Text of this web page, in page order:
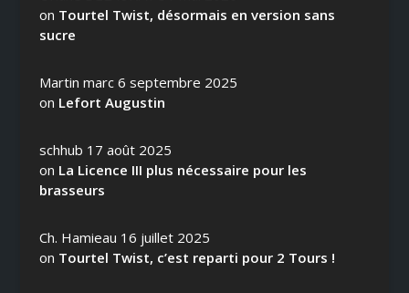
on Tourtel Twist, désormais en version sans
sucre
Martin marc 6 septembre 2025
on Lefort Augustin
schhub 17 août 2025
on La Licence III plus nécessaire pour les
brasseurs
Ch. Hamieau 16 juillet 2025
on Tourtel Twist, c’est reparti pour 2 Tours !